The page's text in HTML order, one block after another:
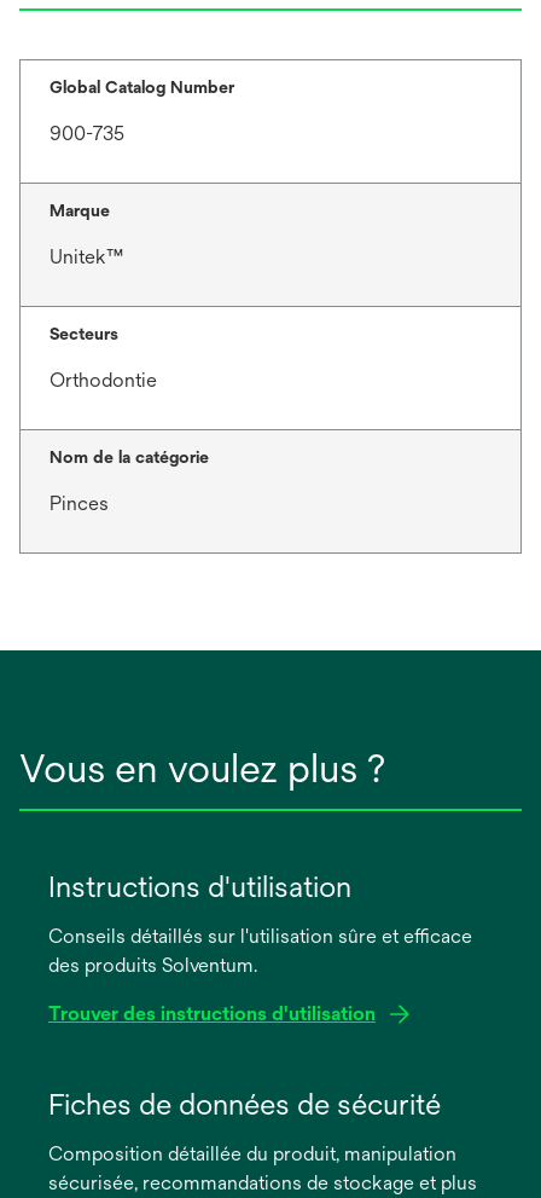
Global Catalog Number
900-735
Marque
Unitek™
Secteurs
Orthodontie
Nom de la catégorie
Pinces
Vous en voulez plus ?
Instructions d'utilisation
Conseils détaillés sur l'utilisation sûre et efficace
des produits Solventum.
Trouver des instructions d'utilisation
dans
nouvel
onglet
Fiches de données de sécurité
Composition détaillée du produit, manipulation
sécurisée, recommandations de stockage et plus